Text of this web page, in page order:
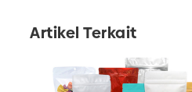
Artikel Terkait